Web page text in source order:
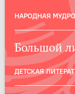
НАРОДНАЯ
Большой
ДЕТСКАЯ